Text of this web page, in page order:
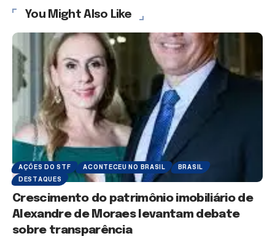
You Might Also Like
AÇÕES DO STF ACONTECEU NO BRASIL
BRASIL
DESTAQUES
Crescimento do patrimônio imobiliário de
Alexandre de Moraes levantam debate
sobre transparência